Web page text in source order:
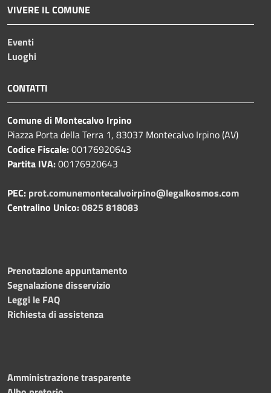
VIVERE IL COMUNE
Eventi
Luoghi
CONTATTI
Comune di Montecalvo Irpino
Piazza Porta della Terra 1, 83037 Montecalvo Irpino (AV)
Codice Fiscale:00176920643
Partita IVA:00176920643
PEC: prot.comunemontecalvoirpino@legalkosmos.com
Centralino Unico:0825 818083
Prenotazione appuntamento
Segnalazione disservizio
Leggi le FAQ
Richiesta di assistenza
Amministrazione trasparente